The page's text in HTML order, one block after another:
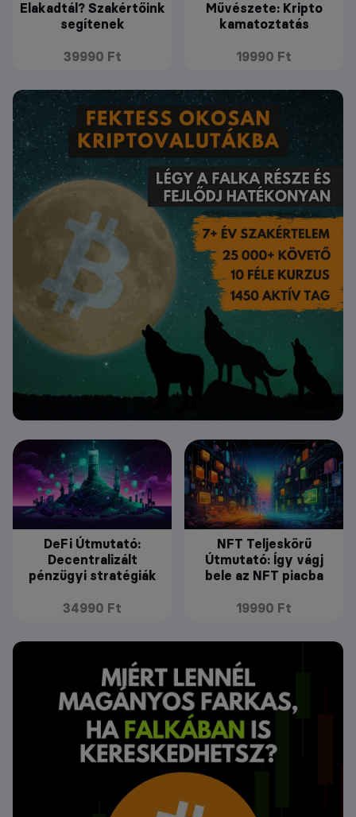
Elakadtál? Szakértőink
segítenek
39990 Ft
Művészete: Kripto
kamatoztatás
19990 Ft
DeFi Útmutató:
Decentralizált
pénzügyi stratégiák
34990 Ft
NFT Teljeskörű
Útmutató: Így vágj
bele az NFT piacba
19990 Ft